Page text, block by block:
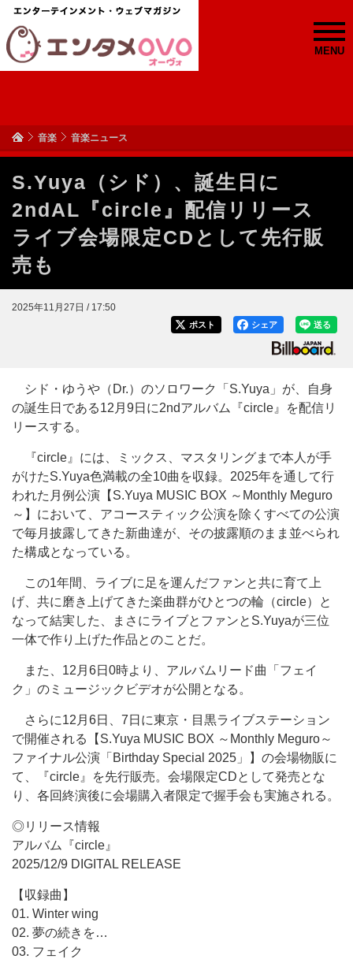
MENU
音楽 音楽ニュース
S.Yuya（シド）、誕生日に
2ndAL『circle』配信リリース
ライブ会場限定CDとして先行販
売も
2025年11月27日 / 17:50
送る
シェア
ポスト
シド・ゆうや（Dr.）のソロワーク「S.Yuya」が、自身
の誕生日である12月9日に2ndアルバム『circle』を配信リ
リースする。
『circle』には、ミックス、マスタリングまで本人が手
がけたS.Yuya色満載の全10曲を収録。2025年を通して行
われた月例公演【S.Yuya MUSIC BOX ～Monthly Meguro
～】において、アコースティック公演を除くすべての公演
で毎月披露してきた新曲達が、その披露順のまま並べられ
た構成となっている。
この1年間、ライブに足を運んだファンと共に育て上
げ、共に磨き上げてきた楽曲群がひとつの輪（circle）と
なって結実した、まさにライブとファンとS.Yuyaが三位
一体で作り上げた作品とのことだ。
また、12月6日0時より、アルバムリード曲「フェイ
ク」のミュージックビデオが公開となる。
さらに12月6日、7日に東京・目黒ライブステーション
で開催される【S.Yuya MUSIC BOX ～Monthly Meguro～
ファイナル公演「Birthday Special 2025」】の会場物販に
て、『circle』を先行販売。会場限定CDとして発売とな
り、各回終演後に会場購入者限定で握手会も実施される。
◎リリース情報
アルバム『circle』
2025/12/9 DIGITAL RELEASE
【収録曲】
01. Winter wing
02. 夢の続きを…
03. フェイク